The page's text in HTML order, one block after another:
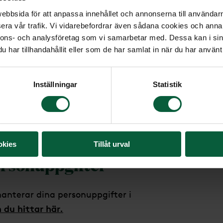
för att anpassa innehållet och annonserna till
vår trafik. Vi vidarebefordrar även sådana cookies och
och analysföretag som vi samarbetar med. Dessa kan i
har tillhandahållit eller som de har samlat in när du har
Inställningar Statistik
Tillåt urval
du laddar upp. Vi
i ditt Vita Arkiv i
dödsfall”.
instruktioner som du har
Om du bifogat andra dokument,
så har vi inget ansvar
utebliven kännedom om dessa.
från oss.
dina personuppgifter i
du hittar här.